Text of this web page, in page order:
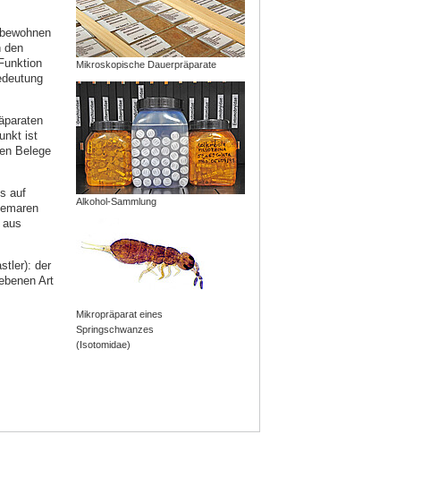
den
ist
Belege
auf
der
Art
Mikroskopische Dauerpräparate
Alkohol-Sammlung
Mikropräparat eines
Springschwanzes
(Isotomidae)